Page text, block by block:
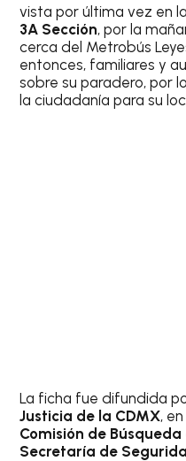
vista por última vez en
3A Sección, por la
cerca del Metrobús
entonces, familiares y
sobre su paradero, por
la ciudadanía para su
La ficha fue difundida
Justicia de la CDMX,
Comisión de Búsqueda
Secretaría de